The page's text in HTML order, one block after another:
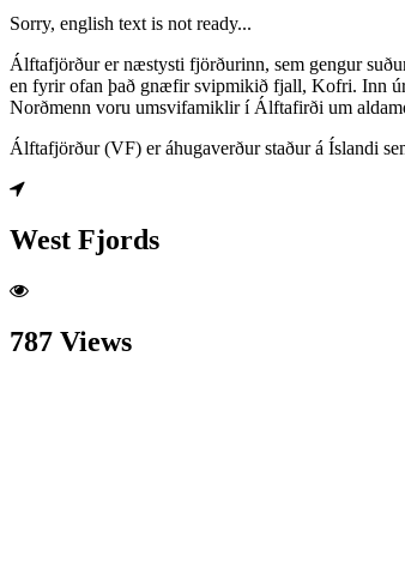
Sorry, english text is not ready...
Álftafjörður er næstysti fjörðurinn, sem gengur
en fyrir ofan það gnæfir svipmikið fjall, Kofri. Inn
Norðmenn voru umsvifamiklir í Álftafirði um
Álftafjörður (VF) er áhugaverður staður á Íslandi
West Fjords
787 Views